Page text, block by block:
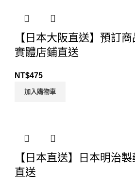
【日本大阪直送】預訂
實體店鋪直送
NT$475
加入購物車
【日本直送】日本明治
直送